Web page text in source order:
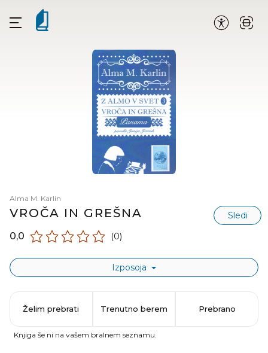
Alma M. Karlin
VROČA IN GREŠNA Sledi
0,0 (0)
Izposoja
Želim prebrati Trenutno berem Prebrano
Knjiga še ni na vašem bralnem seznamu.